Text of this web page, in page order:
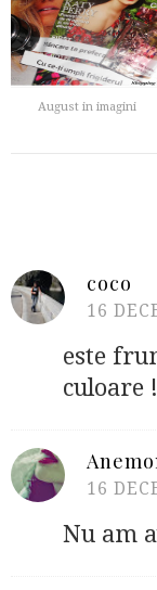
August in imagini
coco
16
este
culoare !
16
Nu am